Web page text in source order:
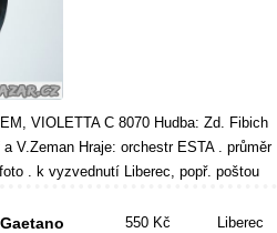
VIOLETTA C 8070 Hudba: Zd. Fibich
V.Zeman Hraje: orchestr ESTA . průměr
. k vyzvednutí Liberec, popř. poštou
550 Kč
Liberec